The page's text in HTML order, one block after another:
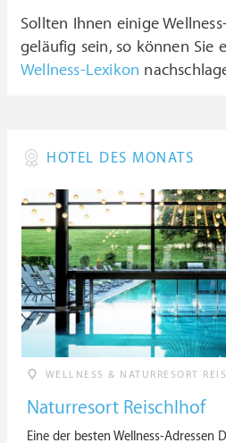
Sollten Ihnen einige
geläufig sein, so können Sie
Wellness-Lexikon
HOTEL DES MONATS
WELLNESS & NATURRESORT
Naturresort Reischlhof
Eine der besten Wellness-Adressen